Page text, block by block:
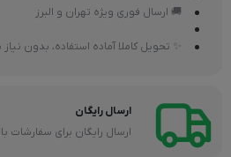
🚚 ارسال فوری ویژه تهران و البرز
✨ تحویل کاملا آماده استفاده، بدون
ارسال رایگان
ارسال رایگان برای سفارشات بالای 7 میلیون